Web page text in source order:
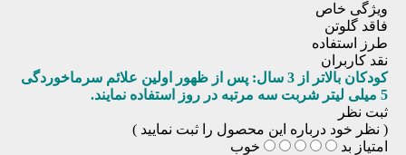
ویژگی خاص
فاقد گلوتن
طرز استفاده
نقد کاربران
کودکان بالاتر از 3 سال: پس از ظهور اولین علائم سرماخوردگی
5 میلی لیتر شربت سه مرتبه در روز استفاده نمایند.
ثبت نظر
( نظر خود درباره این محصول را ثبت نمایید )
امتیاز بد خوب